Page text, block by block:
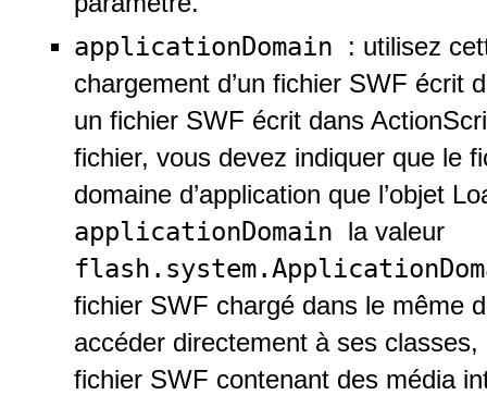
applicationDomain
: utilisez
chargement d’un fichier SWF écrit
un fichier SWF écrit dans
fichier, vous devez indiquer que le
domaine d’application que l’objet
applicationDomain la valeur
fichier SWF chargé dans le même
accéder directement à ses
fichier SWF contenant des média